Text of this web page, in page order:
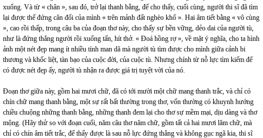
xuống. Và từ « chân », sau đó, trở lại thanh bằng, để cho thấy, cuối cùng, người thi sĩ đã tìm
lại được thế đứng cân đối của mình « trên mảnh đất nghèo khổ ». Hai âm tiết bằng « vô cùng
», cao rồi thấp, trong câu ba của đoạn thơ này, cho thấy sự bền vững, dẻo dai của người tù,
như là đứng thẳng người rồi xuống tấn, hít thở. « Đoá hồng rợ », về mặt ý nghĩa, cho ta hình
ảnh một nét đẹp mang ít nhiều tính man dã mà người tù tìm được cho mình giữa cảnh bi
thương và khốc liệt, tàn bạo của cuộc đời, của cuộc tù. Nhưng chính từ nỗ lực tìm kiếm để
có được nét đẹp ấy, người tù nhận ra được giá trị tuyệt vời của nó.
Đoạn thơ giữa này, gồm hai mươi chữ, đã có tới mười một chữ mang thanh trắc, và chỉ có
chín chữ mang thanh bằng, một sự rất bất thường trong thơ, vốn thường có khuynh hướng
chiều chuộng những thanh bằng, những thanh đem lại cho thơ sự mềm mại, dịu dàng và thơ
mộng. (Hãy thử so với đoạn cuối, năm câu thơ năm chữ, gồm tất cả hai mươi lăm chữ, mà
chỉ có chín âm tiết trắc, để thấy được là sau nỗ lực đứng thẳng và không gục ngã kia, thi sĩ